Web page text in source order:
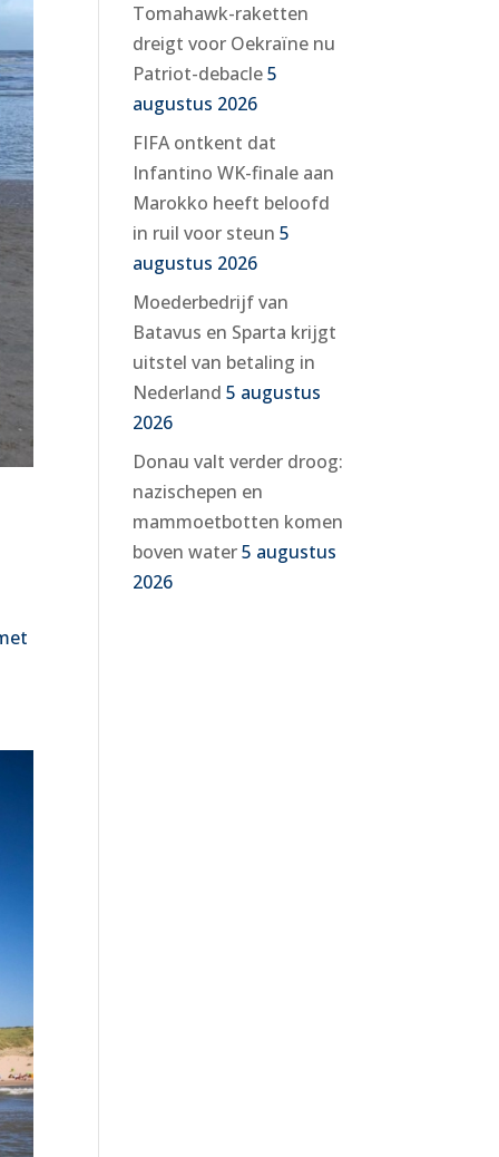
Tomahawk-raketten
dreigt voor Oekraïne nu
Patriot-debacle5
augustus 2026
FIFA ontkent dat
Infantino WK-finale aan
Marokko heeft beloofd
in ruil voor steun 5
augustus 2026
Moederbedrijf van
Batavus en Sparta krijgt
uitstel van betaling in
Nederland 5 augustus
2026
Donau valt verder droog:
nazischepen en
mammoetbotten komen
boven water5 augustus
2026